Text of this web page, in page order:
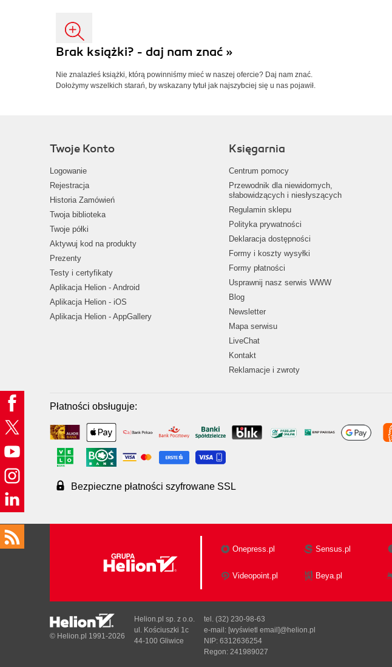
Brak książki? - daj nam znać »
Nie znalazłeś książki, którą powinniśmy mieć w naszej ofercie? Daj nam znać.
Dołożymy wszelkich starań, by wskazany tytuł jak najszybciej się u nas pojawił.
Twoje Konto
Logowanie
Rejestracja
Historia Zamówień
Twoja biblioteka
Twoje półki
Aktywuj kod na produkty
Prezenty
Testy i certyfikaty
Aplikacja Helion - Android
Aplikacja Helion - iOS
Aplikacja Helion - AppGallery
Księgarnia
Centrum pomocy
Przewodnik dla niewidomych,
słabowidzących i niesłyszących
Regulamin sklepu
Polityka prywatności
Deklaracja dostępności
Formy i koszty wysyłki
Formy płatności
Usprawnij nasz serwis WWW
Blog
Newsletter
Mapa serwisu
LiveChat
Kontakt
Reklamacje i zwroty
Płatności obsługuje:
Bezpieczne płatności szyfrowane SSL
Onepress.pl Sensus.pl
Videopoint.pl Beya.pl
© Helion.pl 1991-2026
Helion.pl sp. z o.o.
ul. Kościuszki 1c
44-100 Gliwice
tel. (32) 230-98-63
e-mail: [wyświetl email]@helion.pl
NIP: 6312636254
Regon: 241989027